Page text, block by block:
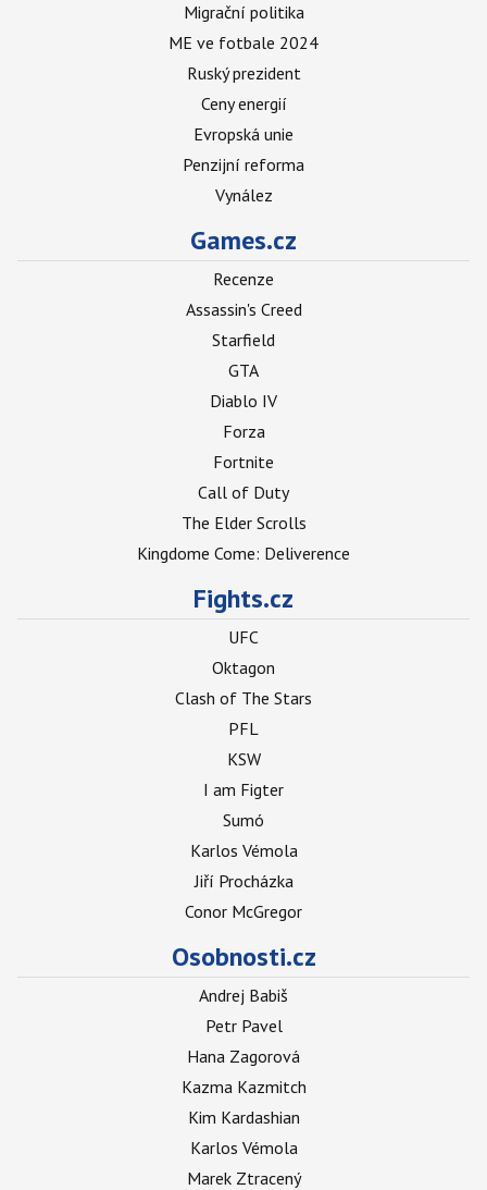
Migrační politika
ME ve fotbale 2024
Ruský prezident
Ceny energií
Evropská unie
Penzijní reforma
Vynález
Games.cz
Recenze
Assassin's Creed
Starfield
GTA
Diablo IV
Forza
Fortnite
Call of Duty
The Elder Scrolls
Kingdome Come: Deliverence
Fights.cz
UFC
Oktagon
Clash of The Stars
PFL
KSW
I am Figter
Sumó
Karlos Vémola
Jiří Procházka
Conor McGregor
Osobnosti.cz
Andrej Babiš
Petr Pavel
Hana Zagorová
Kazma Kazmitch
Kim Kardashian
Karlos Vémola
Marek Ztracený